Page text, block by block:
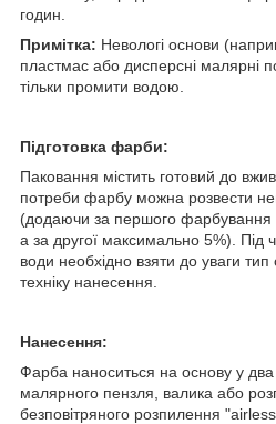
годин.
Примітка: Невологі основи
пластмас або дисперсні малярні
тільки промити водою.
Підготовка фарби:
Паковання містить готовий до
потреби фарбу можна розвести
(додаючи за першого фарбування
а за другої максимально 5%). Під
води необхідно взяти до уваги
техніку нанесення.
Нанесення:
Фарба наноситься на основу у
малярного пензля, валика або
безповітряного розпилення